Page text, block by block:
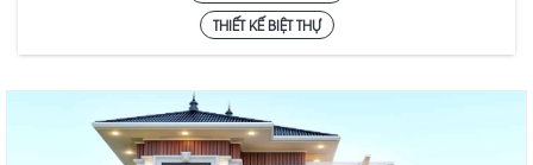
THIẾT KẾ BIỆT THỰ